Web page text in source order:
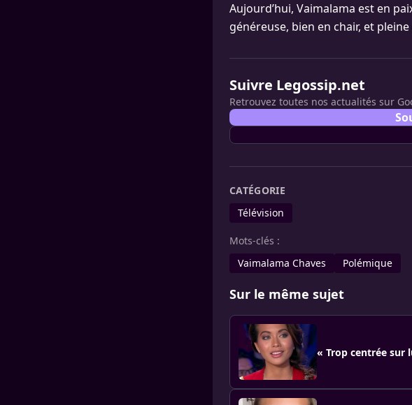
Aujourd’hui, Vaimalama est en
généreuse, bien en chair, et
Suivre Legossip.net
Retrouvez toutes nos actualités sur
CATÉGORIE
Télévision
Mots-clés :
Vaimalama Chaves
Polémique
Sur le même sujet
« Trop centrée sur